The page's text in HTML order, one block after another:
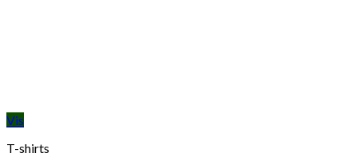
Vis
T-shirts